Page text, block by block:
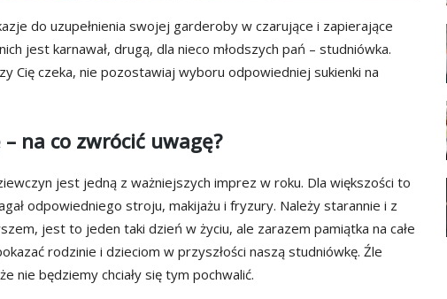
do uzupełnienia swojej garderoby w czarujące i zapierające
jest karnawał, drugą, dla nieco młodszych pań – studniówka.
Cię czeka, nie pozostawiaj wyboru odpowiedniej sukienki na
na co zwrócić uwagę?
jest jedną z ważniejszych imprez w roku. Dla większości to
odpowiedniego stroju, makijażu i fryzury. Należy starannie i z
jest to jeden taki dzień w życiu, ale zarazem pamiątka na całe
rodzinie i dzieciom w przyszłości naszą studniówkę. Źle
nie będziemy chciały się tym pochwalić.